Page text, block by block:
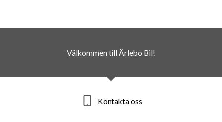
Välkommen till Ärlebo Bil!
Kontakta oss